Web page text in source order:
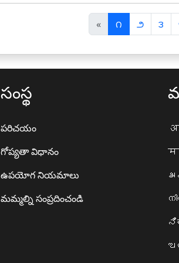
«पि
छ
ला
౧ ౨ ౩
సంస్థ
పరిచయం
గోప్యతా విధానం
ఉపయోగ నియమాలు
మమ్మల్ని సంప్రదించండి